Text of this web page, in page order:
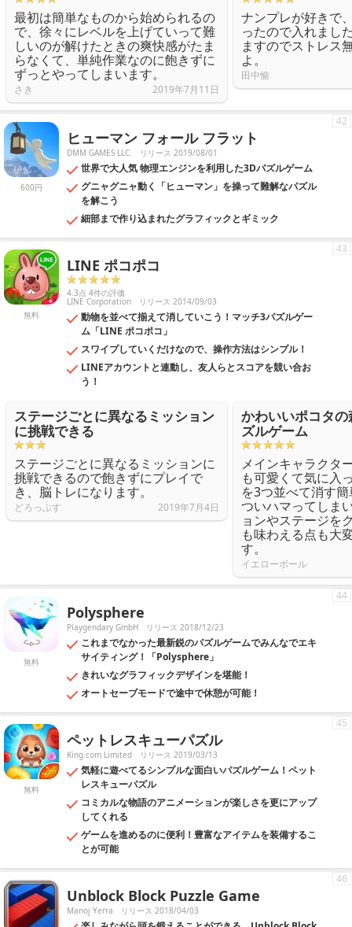
最初は簡単なものから始められるの
で、徐々にレベルを上げていって難
しいのが解けたときの爽快感がたま
らなくて、単純作業なのに飽きずに
ずっとやってしまいます。
さき 2019年7月11日
ナンプレが好きで
ったので入れまし
ますのでストレス
よ。
田中愉
600円
ヒューマン フォール フラット
DMM GAMES LLC. リリース 2019/08/01
世界で大人気 物理エンジンを利用した3Dパズルゲーム
グニャグニャ動く「ヒューマン」を操って難解なパズル
を解こう
細部まで作り込まれたグラフィックとギミック
42
無料
LINE ポコポコ
4.3点 4件の評価
LINE Corporation リリース 2014/09/03
動物を並べて揃えて消していこう！マッチ3パズルゲー
ム「LINE ポコポコ」
スワイプしていくだけなので、操作方法はシンプル！
LINEアカウントと連動し、友人らとスコアを競い合お
う！
43
ステージごとに異なるミッション
に挑戦できる
ステージごとに異なるミッションに
挑戦できるので飽きずにプレイで
き、脳トレになります。
どろっぷす 2019年7月4日
かわいいポコタ
ズルゲーム
メインキャラクタ
も可愛くて気に入
を3つ並べて消す
ついハマってしま
ョンやステージを
も味わえる点も大
す。
イエローボール
無料
Polysphere
Playgendary GmbH リリース 2018/12/23
これまでなかった最新鋭のパズルゲームでみんなでエキ
サイティング！「Polysphere」
きれいなグラフィックデザインを堪能！
オートセーブモードで途中で休憩が可能！
44
無料
ペットレスキューパズル
King.com Limited リリース 2019/03/13
気軽に遊べてるシンプルな面白いパズルゲーム！ペット
レスキューパズル
コミカルな物語のアニメーションが楽しさを更にアップ
してくれる
ゲームを進めるのに便利！豊富なアイテムを装備するこ
とが可能
45
Unblock Block Puzzle Game
Manoj Yerra リリース 2018/04/03
46